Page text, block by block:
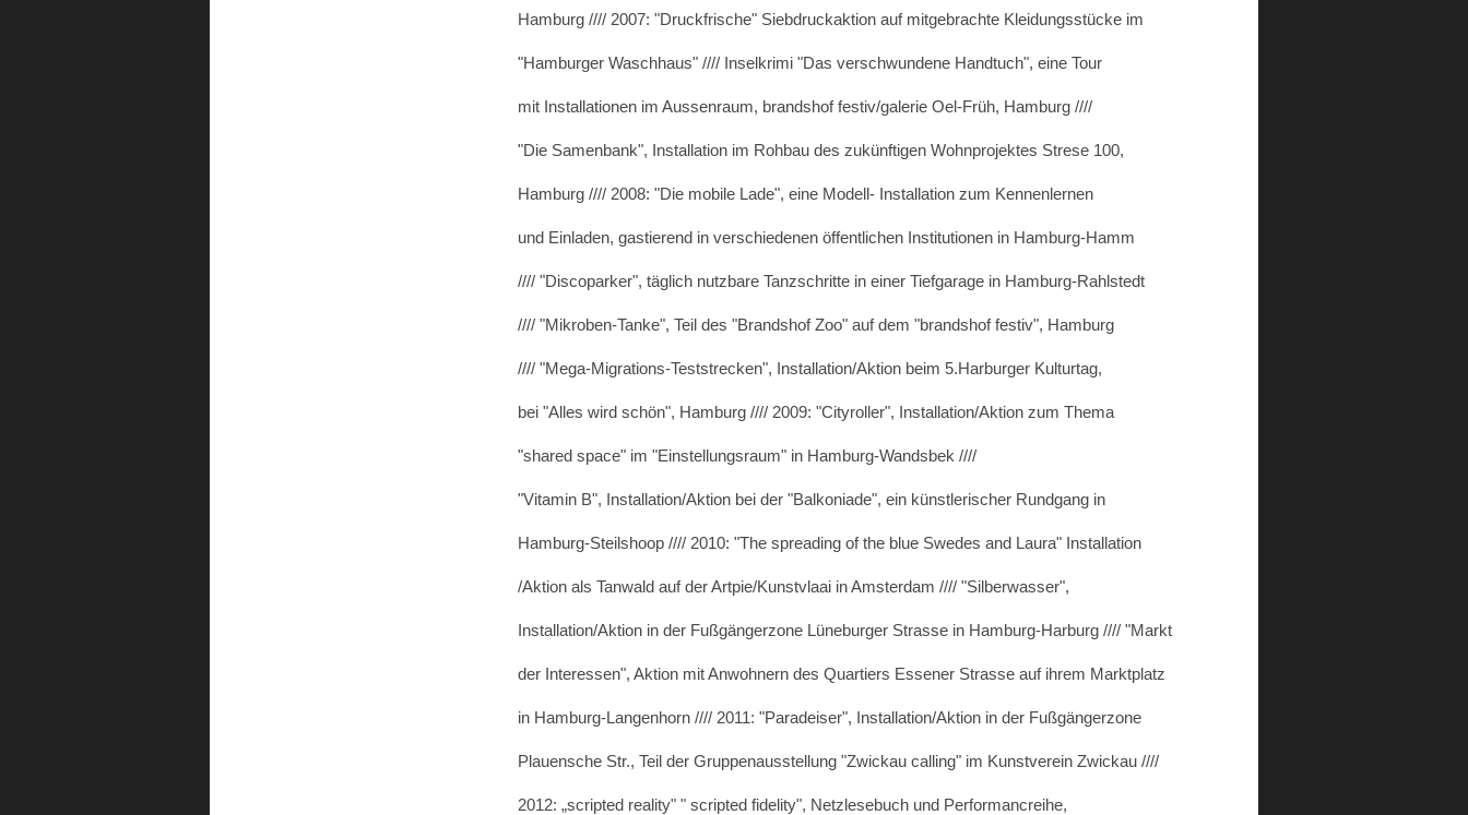
Hamburg //// 2007: "Druckfrische" Siebdruckaktion auf mitgebrachte Kleidungsstücke im
"Hamburger Waschhaus" //// Inselkrimi "Das verschwundene Handtuch", eine Tour
mit Installationen im Aussenraum, brandshof festiv/galerie Oel-Früh, Hamburg ////
"Die Samenbank", Installation im Rohbau des zukünftigen Wohnprojektes Strese 100,
Hamburg //// 2008: "Die mobile Lade", eine Modell- Installation zum Kennenlernen
und Einladen, gastierend in verschiedenen öffentlichen Institutionen in Hamburg-Hamm
//// "Discoparker", täglich nutzbare Tanzschritte in einer Tiefgarage in Hamburg-Rahlstedt
//// "Mikroben-Tanke", Teil des "Brandshof Zoo" auf dem "brandshof festiv", Hamburg
//// "Mega-Migrations-Teststrecken", Installation/Aktion beim 5.Harburger Kulturtag,
bei "Alles wird schön", Hamburg //// 2009: "Cityroller", Installation/Aktion zum Thema
"shared space" im "Einstellungsraum" in Hamburg-Wandsbek ////
"Vitamin B", Installation/Aktion bei der "Balkoniade", ein künstlerischer Rundgang in
Hamburg-Steilshoop //// 2010: "The spreading of the blue Swedes and Laura" Installation
/Aktion als Tanwald auf der Artpie/Kunstvlaai in Amsterdam //// "Silberwasser",
Installation/Aktion in der Fußgängerzone Lüneburger Strasse in Hamburg-Harburg //// "Markt
der Interessen", Aktion mit Anwohnern des Quartiers Essener Strasse auf ihrem Marktplatz
in Hamburg-Langenhorn //// 2011: "Paradeiser", Installation/Aktion in der Fußgängerzone
Plauensche Str., Teil der Gruppenausstellung "Zwickau calling" im Kunstverein Zwickau ////
2012: „scripted reality" " scripted fidelity", Netzlesebuch und Performancreihe,